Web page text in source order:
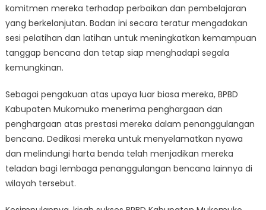
komitmen mereka terhadap perbaikan dan pembelajaran
yang berkelanjutan. Badan ini secara teratur mengadakan
sesi pelatihan dan latihan untuk meningkatkan kemampuan
tanggap bencana dan tetap siap menghadapi segala
kemungkinan.
Sebagai pengakuan atas upaya luar biasa mereka, BPBD
Kabupaten Mukomuko menerima penghargaan dan
penghargaan atas prestasi mereka dalam penanggulangan
bencana. Dedikasi mereka untuk menyelamatkan nyawa
dan melindungi harta benda telah menjadikan mereka
teladan bagi lembaga penanggulangan bencana lainnya di
wilayah tersebut.